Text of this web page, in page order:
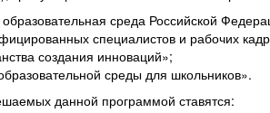
среда Российской
специалистов и рабочих
создания инноваций»;
среды для школьников».
данной программой ставятся: